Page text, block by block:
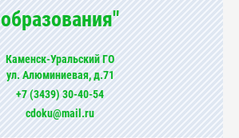
образования"
Каменск-Уральский ГО
ул. Алюминиевая, д.71
+7 (3439) 30-40-54
cdoku@mail.ru